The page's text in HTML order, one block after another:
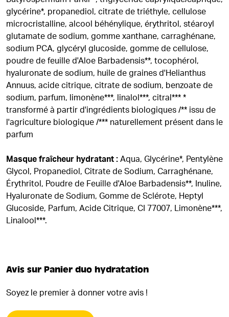
glycérine*, propanediol, citrate de triéthyle, cellulose
microcristalline, alcool béhénylique, érythritol, stéaroyl
glutamate de sodium, gomme xanthane, carraghénane,
sodium PCA, glycéryl glucoside, gomme de cellulose,
poudre de feuille d'Aloe Barbadensis**, tocophérol,
hyaluronate de sodium, huile de graines d'Helianthus
Annuus, acide citrique, citrate de sodium, benzoate de
sodium, parfum, limonène***, linalol***, citral*** *
transformé à partir d'ingrédients biologiques /** issu de
l'agriculture biologique /*** naturellement présent dans le
parfum
Masque fraîcheur hydratant : Aqua, Glycérine*, Pentylène
Glycol, Propanediol, Citrate de Sodium, Carraghénane,
Érythritol, Poudre de Feuille d'Aloe Barbadensis**, Inuline,
Hyaluronate de Sodium, Gomme de Sclérote, Heptyl
Glucoside, Parfum, Acide Citrique, CI 77007, Limonène***,
Linalool***.
Avis sur Panier duo hydratation
Soyez le premier à donner votre avis !